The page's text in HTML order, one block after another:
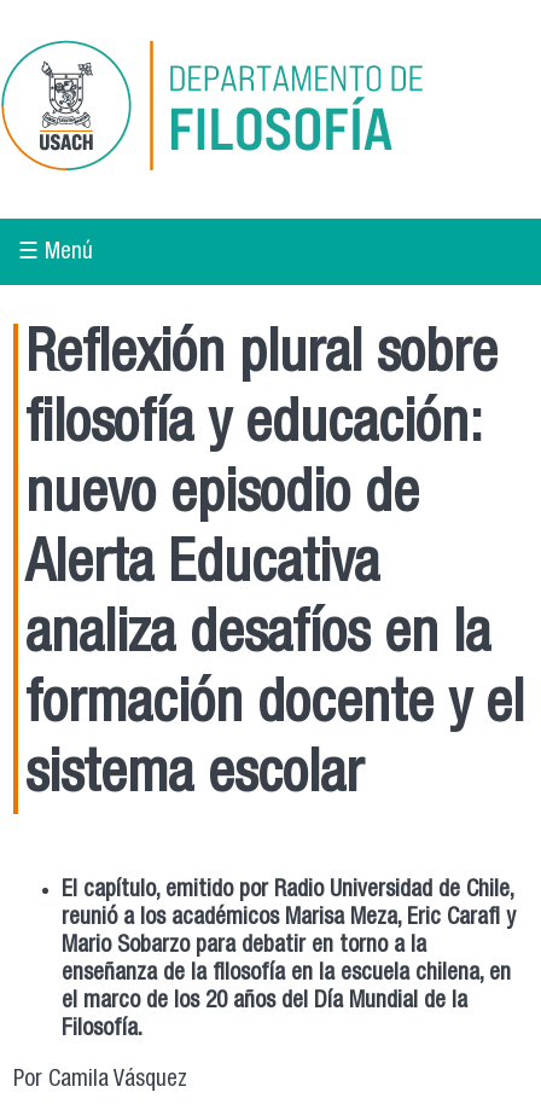
☰ Menú
Reflexión plural sobre
filosofía y educación:
nuevo episodio de
Alerta Educativa
analiza desafíos en la
formación docente y el
sistema escolar
El capítulo, emitido por Radio Universidad de Chile,
reunió a los académicos Marisa Meza, Eric Carafi y
Mario Sobarzo para debatir en torno a la
enseñanza de la filosofía en la escuela chilena, en
el marco de los 20 años del Día Mundial de la
Filosofía.
Por Camila Vásquez